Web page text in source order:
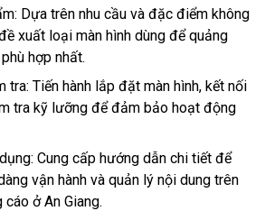
Dựa trên nhu cầu và đặc điểm không
xuất loại màn hình dùng để quảng
hợp nhất.
tra: Tiến hành lắp đặt màn hình, kết nối
tra kỹ lưỡng để đảm bảo hoạt động
Cung cấp hướng dẫn chi tiết để
vận hành và quản lý nội dung trên
cáo ở An Giang.